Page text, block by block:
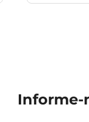
Informe-